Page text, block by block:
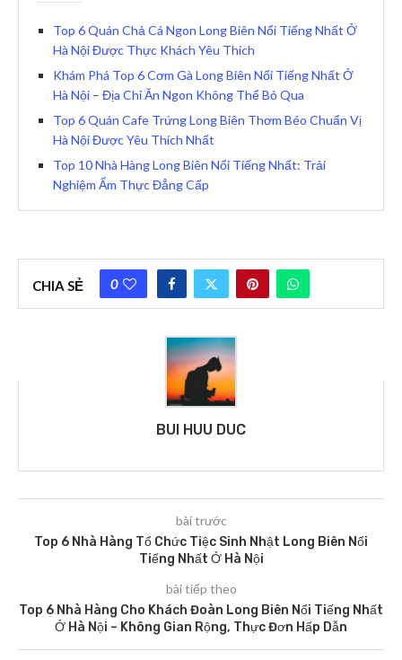
Top 6 Quán Chả Cá Ngon Long Biên Nổi Tiếng Nhất Ở
Hà Nội Được Thực Khách Yêu Thích
Khám Phá Top 6 Cơm Gà Long Biên Nổi Tiếng Nhất Ở
Hà Nội – Địa Chỉ Ăn Ngon Không Thể Bỏ Qua
Top 6 Quán Cafe Trứng Long Biên Thơm Béo Chuẩn Vị
Hà Nội Được Yêu Thích Nhất
Top 10 Nhà Hàng Long Biên Nổi Tiếng Nhất: Trải
Nghiệm Ẩm Thực Đẳng Cấp
CHIA SẺ 0
BUI HUU DUC
bài trước
Top 6 Nhà Hàng Tổ Chức Tiệc Sinh Nhật Long Biên Nổi
Tiếng Nhất Ở Hà Nội
bài tiếp theo
Top 6 Nhà Hàng Cho Khách Đoàn Long Biên Nổi Tiếng Nhất
Ở Hà Nội – Không Gian Rộng, Thực Đơn Hấp Dẫn